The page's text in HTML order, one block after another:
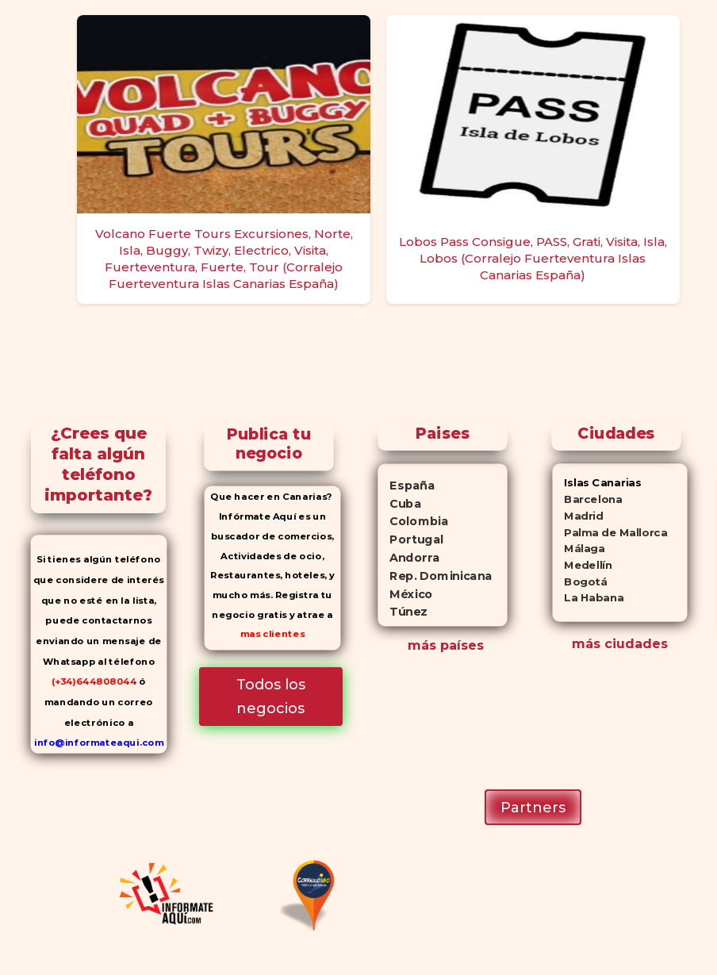
Volcano Fuerte Tours Excursiones, Norte,
Isla, Buggy, Twizy, Electrico, Visita,
Fuerteventura, Fuerte, Tour (Corralejo
Fuerteventura Islas Canarias España)
Lobos Pass Consigue, PASS, Grati, Visita, Isla,
Lobos (Corralejo Fuerteventura Islas
Canarias España)
¿Crees que
falta algún
teléfono
importante?
Si tienes algún teléfono
que considere de interés
que no esté en la lista,
puede contactarnos
enviando un mensaje de
Whatsapp al télefono
(+34)644808044 ó
mandando un correo
electrónico a
info@informateaqui.com
Mientras que antes la
permitido la producción de
alternativas genéricas tanto
Publica tu
negocio
Que hacer en Canarias?
Infórmate Aquí es un
buscador de comercios,
Actividades de ocio,
Restaurantes, hoteles, y
mucho más. Registra tu
negocio gratis y atrae a
mas clientes
Todos los
negocios
Paises
España
Cuba
Colombia
Portugal
Andorra
Rep. Dominicana
México
Túnez
más países
Ciudades
Islas Canarias
Barcelona
Madrid
Palma de Mallorca
Málaga
Medellín
Bogotá
La Habana
más ciudades
Partners